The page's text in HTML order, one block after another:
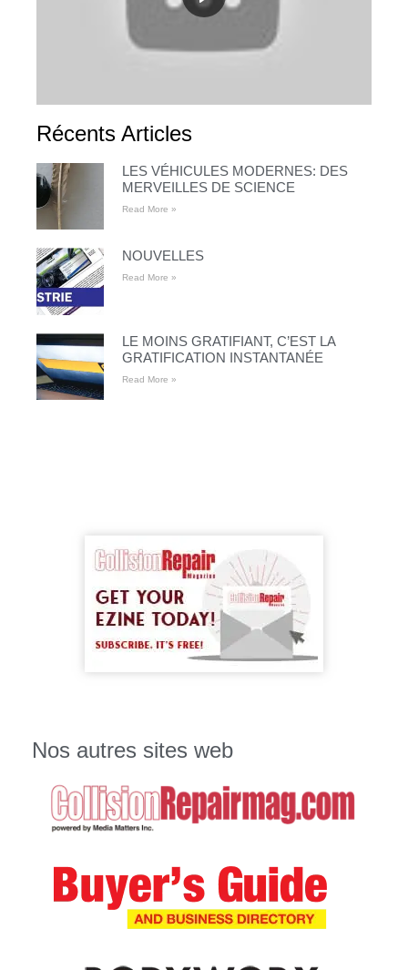
Récents Articles
LES VÉHICULES MODERNES: DES
MERVEILLES DE SCIENCE
Read More »
NOUVELLES
Read More »
LE MOINS GRATIFIANT, C’EST LA
GRATIFICATION INSTANTANÉE
Read More »
Nos autres sites web